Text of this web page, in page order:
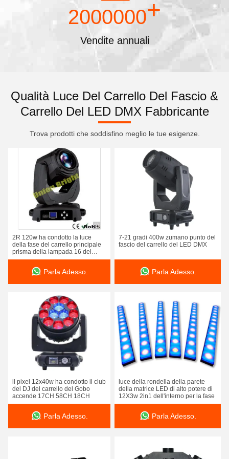
2000000+
Vendite annuali
Qualità Luce Del Carrello Del Fascio &
Carrello Del LED DMX Fabbricante
Trova prodotti che soddisfino meglio le tue esigenze.
2R 120w ha condotto la luce
della fase del carrello principale
prisma della lampada 16 del
carrello
Parla Adesso.
7-21 gradi 400w zumano punto del
fascio del carrello del LED DMX
Parla Adesso.
il pixel 12x40w ha condotto il club
del DJ del carrello del Gobo
accende 17CH 58CH 18CH
Parla Adesso.
luce della rondella della parete
della matrice LED di alto potere di
12X3w 2in1 dell'interno per la fase
Parla Adesso.